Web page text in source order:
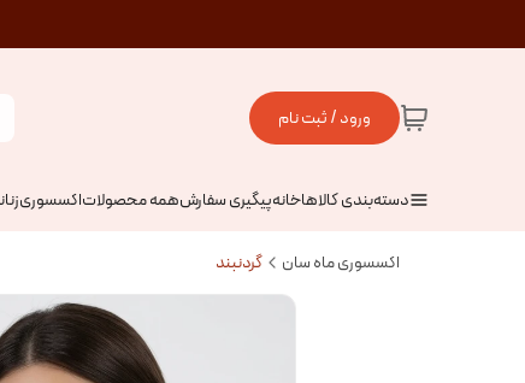
ورود / ثبت نام
دسته‌بندی کالاهاخانهپیگیری سفارشهمه محصولاتاکسسوری
اکسسوری ماه سان گردنبند